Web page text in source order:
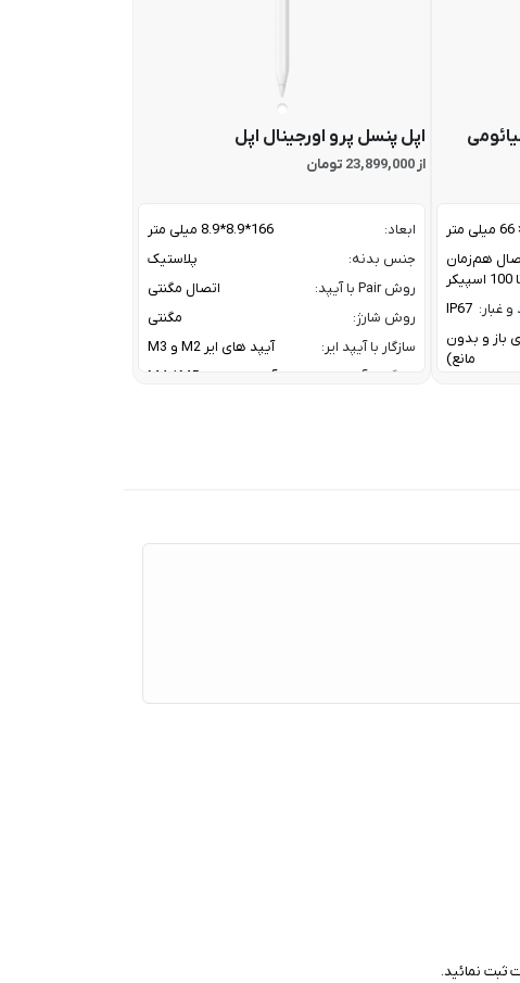
هم‌زمان
غبار: IP67
باز و بدون
مانع)
30 W
اپل پنسل پرو اورجینال اپل
از 23,899,000 تومان
ابعاد:
166*8.9*8.9 میلی متر
جنس بدنه:
پلاستیک
روش Pair با آیپد:
اتصال مگنتی
روش شارژ:
مگنتی
سازگار با آیپد ایر:
آیپد های ایر M2 و M3
سازگار با آیپد پرو:
آیپد پرو های M4 / M5
ثبت نمائید.